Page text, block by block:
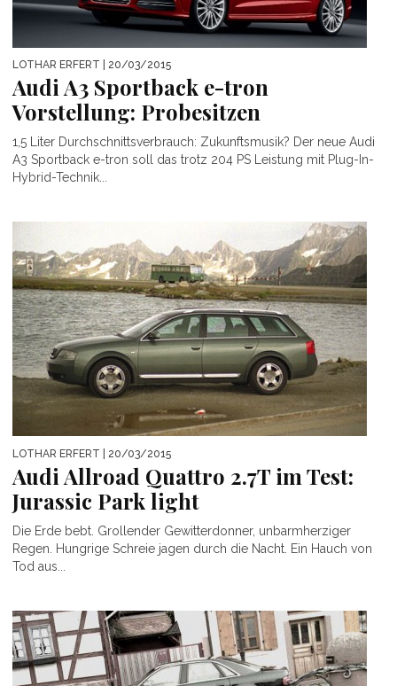
LOTHAR ERFERT | 20/03/2015
Audi A3 Sportback e-tron
Vorstellung: Probesitzen
1,5 Liter Durchschnittsverbrauch: Zukunftsmusik? Der neue Audi
A3 Sportback e-tron soll das trotz 204 PS Leistung mit Plug-In-
Hybrid-Technik...
LOTHAR ERFERT | 20/03/2015
Audi Allroad Quattro 2.7T im Test:
Jurassic Park light
Die Erde bebt. Grollender Gewitterdonner, unbarmherziger
Regen. Hungrige Schreie jagen durch die Nacht. Ein Hauch von
Tod aus...